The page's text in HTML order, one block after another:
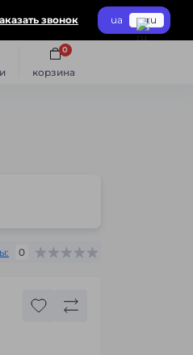
звонок ua ru
корзина
0
0